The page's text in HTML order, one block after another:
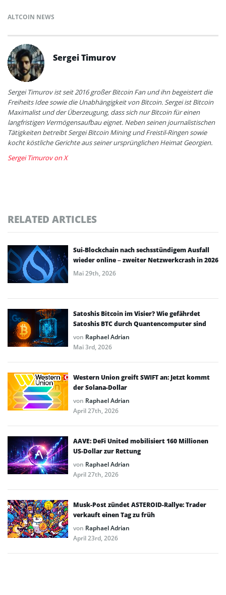
ALTCOIN NEWS
Sergei Timurov
Sergei Timurov ist seit 2016 großer Bitcoin Fan und ihn begeistert die
Freiheits Idee sowie die Unabhängigkeit von Bitcoin. Sergei ist Bitcoin
Maximalist und der Überzeugung, dass sich nur Bitcoin für einen
langfristigen Vermögensaufbau eignet. Neben seinen journalistischen
Tätigkeiten betreibt Sergei Bitcoin Mining und Freistil-Ringen sowie
kocht köstliche Gerichte aus seiner ursprünglichen Heimat Georgien.
Sergei Timurov on X
RELATED ARTICLES
Sui-Blockchain nach sechsstündigem Ausfall
wieder online – zweiter Netzwerkcrash in 2026
Mai 29th, 2026
Satoshis Bitcoin im Visier? Wie gefährdet
Satoshis BTC durch Quantencomputer sind
von Raphael Adrian
Mai 3rd, 2026
Western Union greift SWIFT an: Jetzt kommt
der Solana-Dollar
von Raphael Adrian
April 27th, 2026
AAVE: DeFi United mobilisiert 160 Millionen
US-Dollar zur Rettung
von Raphael Adrian
April 27th, 2026
Musk-Post zündet ASTEROID-Rallye: Trader
verkauft einen Tag zu früh
von Raphael Adrian
April 23rd, 2026